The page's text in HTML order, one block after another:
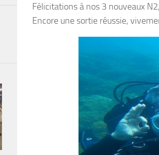
Félicitations à nos 3 nouveaux
Encore une sortie réussie,